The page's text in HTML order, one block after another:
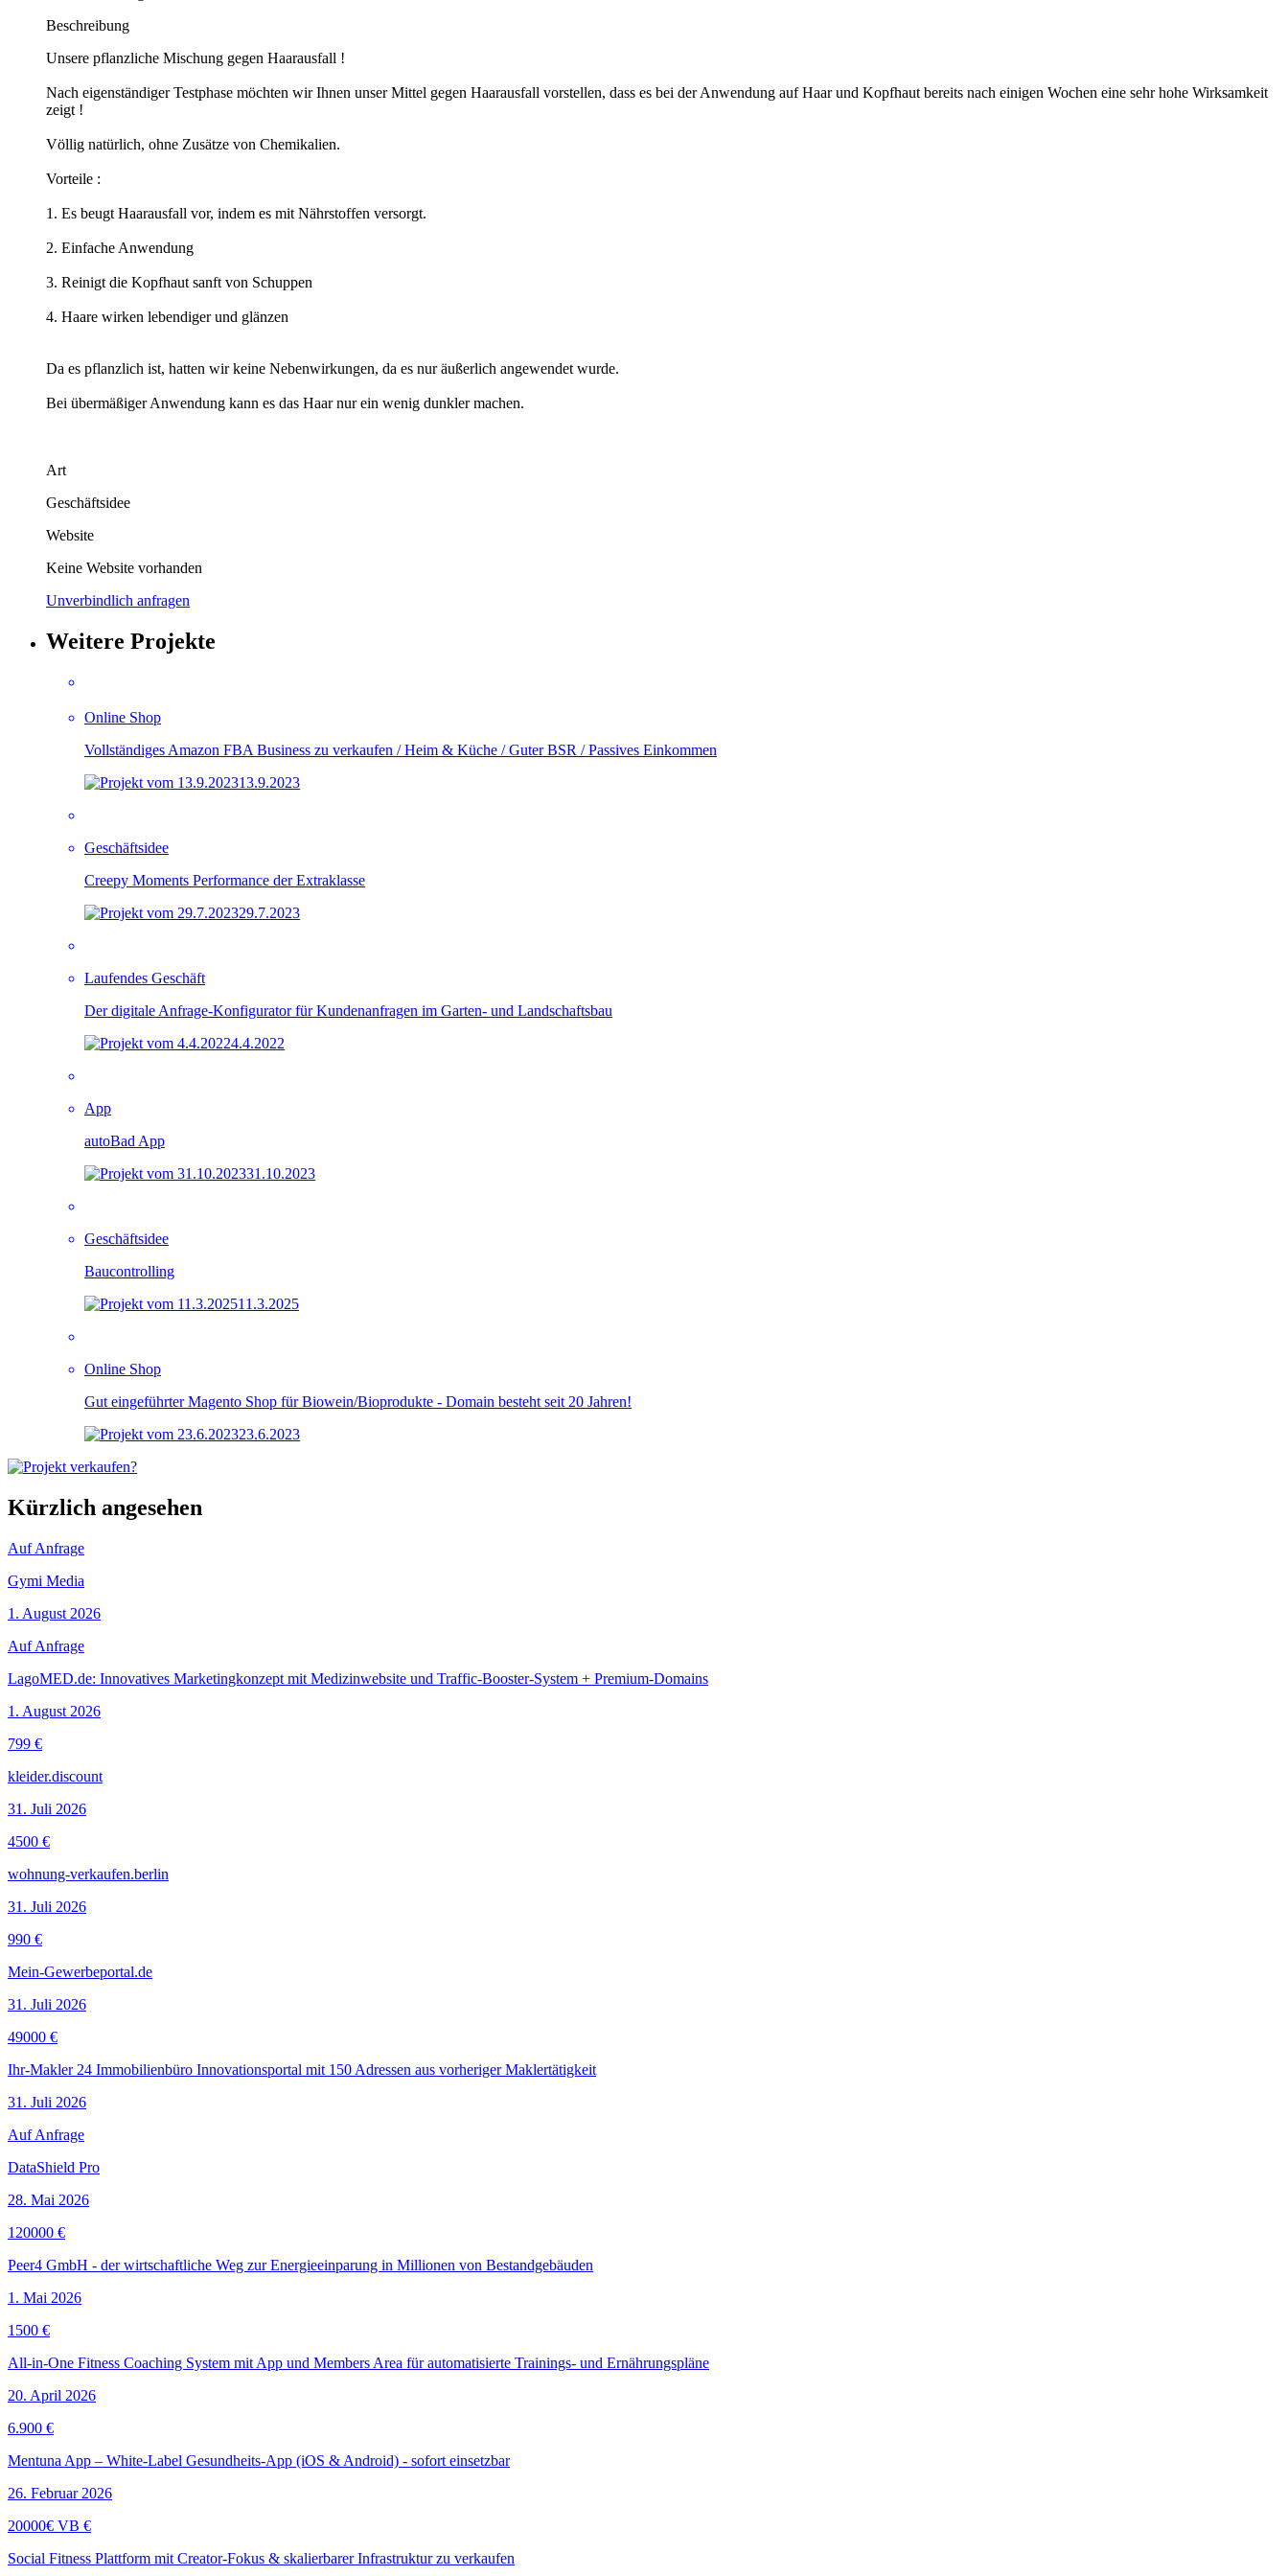
Beschreibung
Unsere pflanzliche Mischung gegen Haarausfall !
Nach eigenständiger Testphase möchten wir Ihnen unser Mittel gegen Haarausfall vorstellen, dass es bei der Anwendung auf Haar und Kopfhaut bereits nach einigen Wochen eine sehr hohe Wirksamkeit
zeigt !
Völlig natürlich, ohne Zusätze von Chemikalien.
Vorteile :
1. Es beugt Haarausfall vor, indem es mit Nährstoffen versorgt.
2. Einfache Anwendung
3. Reinigt die Kopfhaut sanft von Schuppen
4. Haare wirken lebendiger und glänzen
Da es pflanzlich ist, hatten wir keine Nebenwirkungen, da es nur äußerlich angewendet wurde.
Bei übermäßiger Anwendung kann es das Haar nur ein wenig dunkler machen.
Art
Geschäftsidee
Website
Keine Website vorhanden
Unverbindlich anfragen
Weitere Projekte
Online Shop
Vollständiges Amazon FBA Business zu verkaufen / Heim & Küche / Guter BSR / Passives Einkommen
13.9.2023
Geschäftsidee
Creepy Moments Performance der Extraklasse
29.7.2023
Laufendes Geschäft
Der digitale Anfrage-Konfigurator für Kundenanfragen im Garten- und Landschaftsbau
4.4.2022
App
autoBad App
31.10.2023
Geschäftsidee
Baucontrolling
11.3.2025
Online Shop
Gut eingeführter Magento Shop für Biowein/Bioprodukte - Domain besteht seit 20 Jahren!
23.6.2023
Kürzlich angesehen
Auf Anfrage
Gymi Media
1. August 2026
Auf Anfrage
LagoMED.de: Innovatives Marketingkonzept mit Medizinwebsite und Traffic-Booster-System + Premium-Domains
1. August 2026
799 €
kleider.discount
31. Juli 2026
4500 €
wohnung-verkaufen.berlin
31. Juli 2026
990 €
Mein-Gewerbeportal.de
31. Juli 2026
49000 €
Ihr-Makler 24 Immobilienbüro Innovationsportal mit 150 Adressen aus vorheriger Maklertätigkeit
31. Juli 2026
Auf Anfrage
DataShield Pro
28. Mai 2026
120000 €
Peer4 GmbH - der wirtschaftliche Weg zur Energieeinparung in Millionen von Bestandgebäuden
1. Mai 2026
1500 €
All-in-One Fitness Coaching System mit App und Members Area für automatisierte Trainings- und Ernährungspläne
20. April 2026
6.900 €
Mentuna App – White-Label Gesundheits-App (iOS & Android) - sofort einsetzbar
26. Februar 2026
20000€ VB €
Social Fitness Plattform mit Creator-Fokus & skalierbarer Infrastruktur zu verkaufen